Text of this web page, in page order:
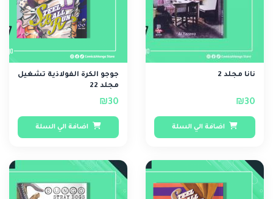
نانا مجلد 2
₪30
اضافة الي السلة
جوجو الكرة الفولاذية تشغيل
مجلد 22
₪30
اضافة الي السلة